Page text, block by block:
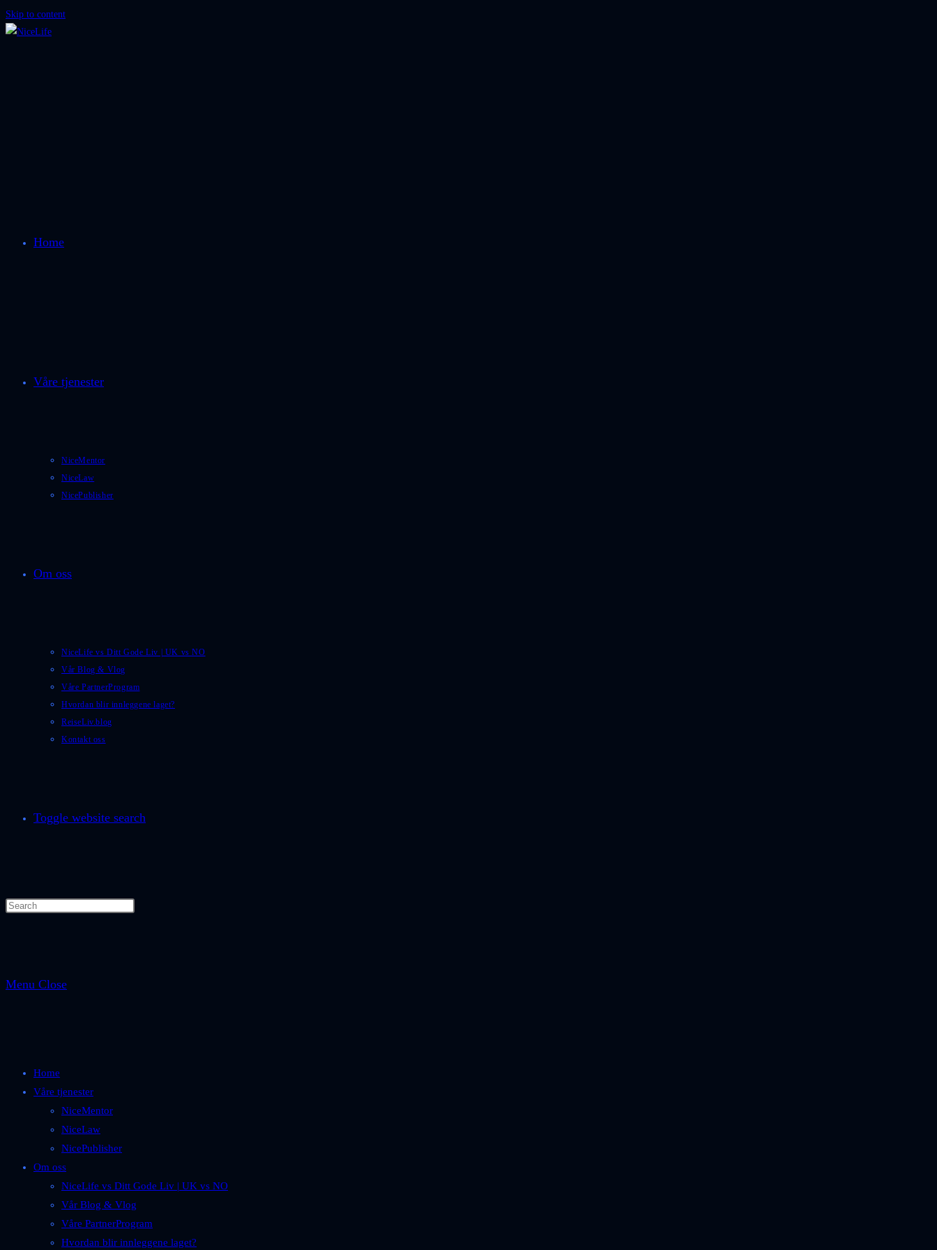
Skip to content
Home
Våre tjenester
NiceMentor
NiceLaw
NicePublisher
Om oss
NiceLife vs Ditt Gode Liv | UK vs NO
Vår Blog & Vlog
Våre PartnerProgram
Hvordan blir innleggene laget?
ReiseLiv.blog
Kontakt oss
Toggle website search
Menu Close
Home
Våre tjenester
NiceMentor
NiceLaw
NicePublisher
Om oss
NiceLife vs Ditt Gode Liv | UK vs NO
Vår Blog & Vlog
Våre PartnerProgram
Hvordan blir innleggene laget?